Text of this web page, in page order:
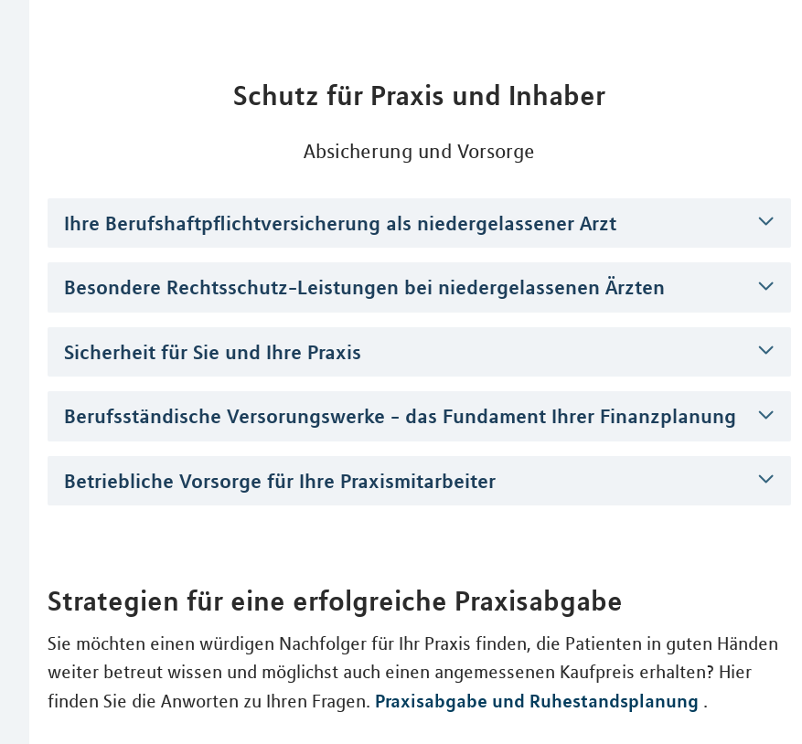
Schutz für Praxis und Inhaber
Absicherung und Vorsorge
Ihre Berufshaftpflichtversicherung als niedergelassener Arzt
Besondere Rechtsschutz-Leistungen bei niedergelassenen Ärzten
Sicherheit für Sie und Ihre Praxis
Berufsständische Versorungswerke - das Fundament Ihrer Finanzplanung
Betriebliche Vorsorge für Ihre Praxismitarbeiter
Strategien für eine erfolgreiche Praxisabgabe
Sie möchten einen würdigen Nachfolger für Ihr Praxis finden, die Patienten in guten Händen
weiter betreut wissen und möglichst auch einen angemessenen Kaufpreis erhalten? Hier
finden Sie die Anworten zu Ihren Fragen. Praxisabgabe und Ruhestandsplanung .